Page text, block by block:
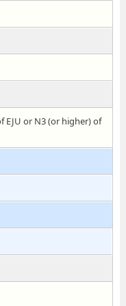
EJU or N3 (or higher) of